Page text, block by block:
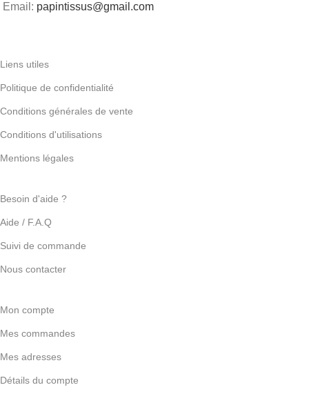
Email: papintissus@gmail.com
Liens utiles
Politique de confidentialité
Conditions générales de vente
Conditions d'utilisations
Mentions légales
Besoin d'aide ?
Aide / F.A.Q
Suivi de commande
Nous contacter
Mon compte
Mes commandes
Mes adresses
Détails du compte